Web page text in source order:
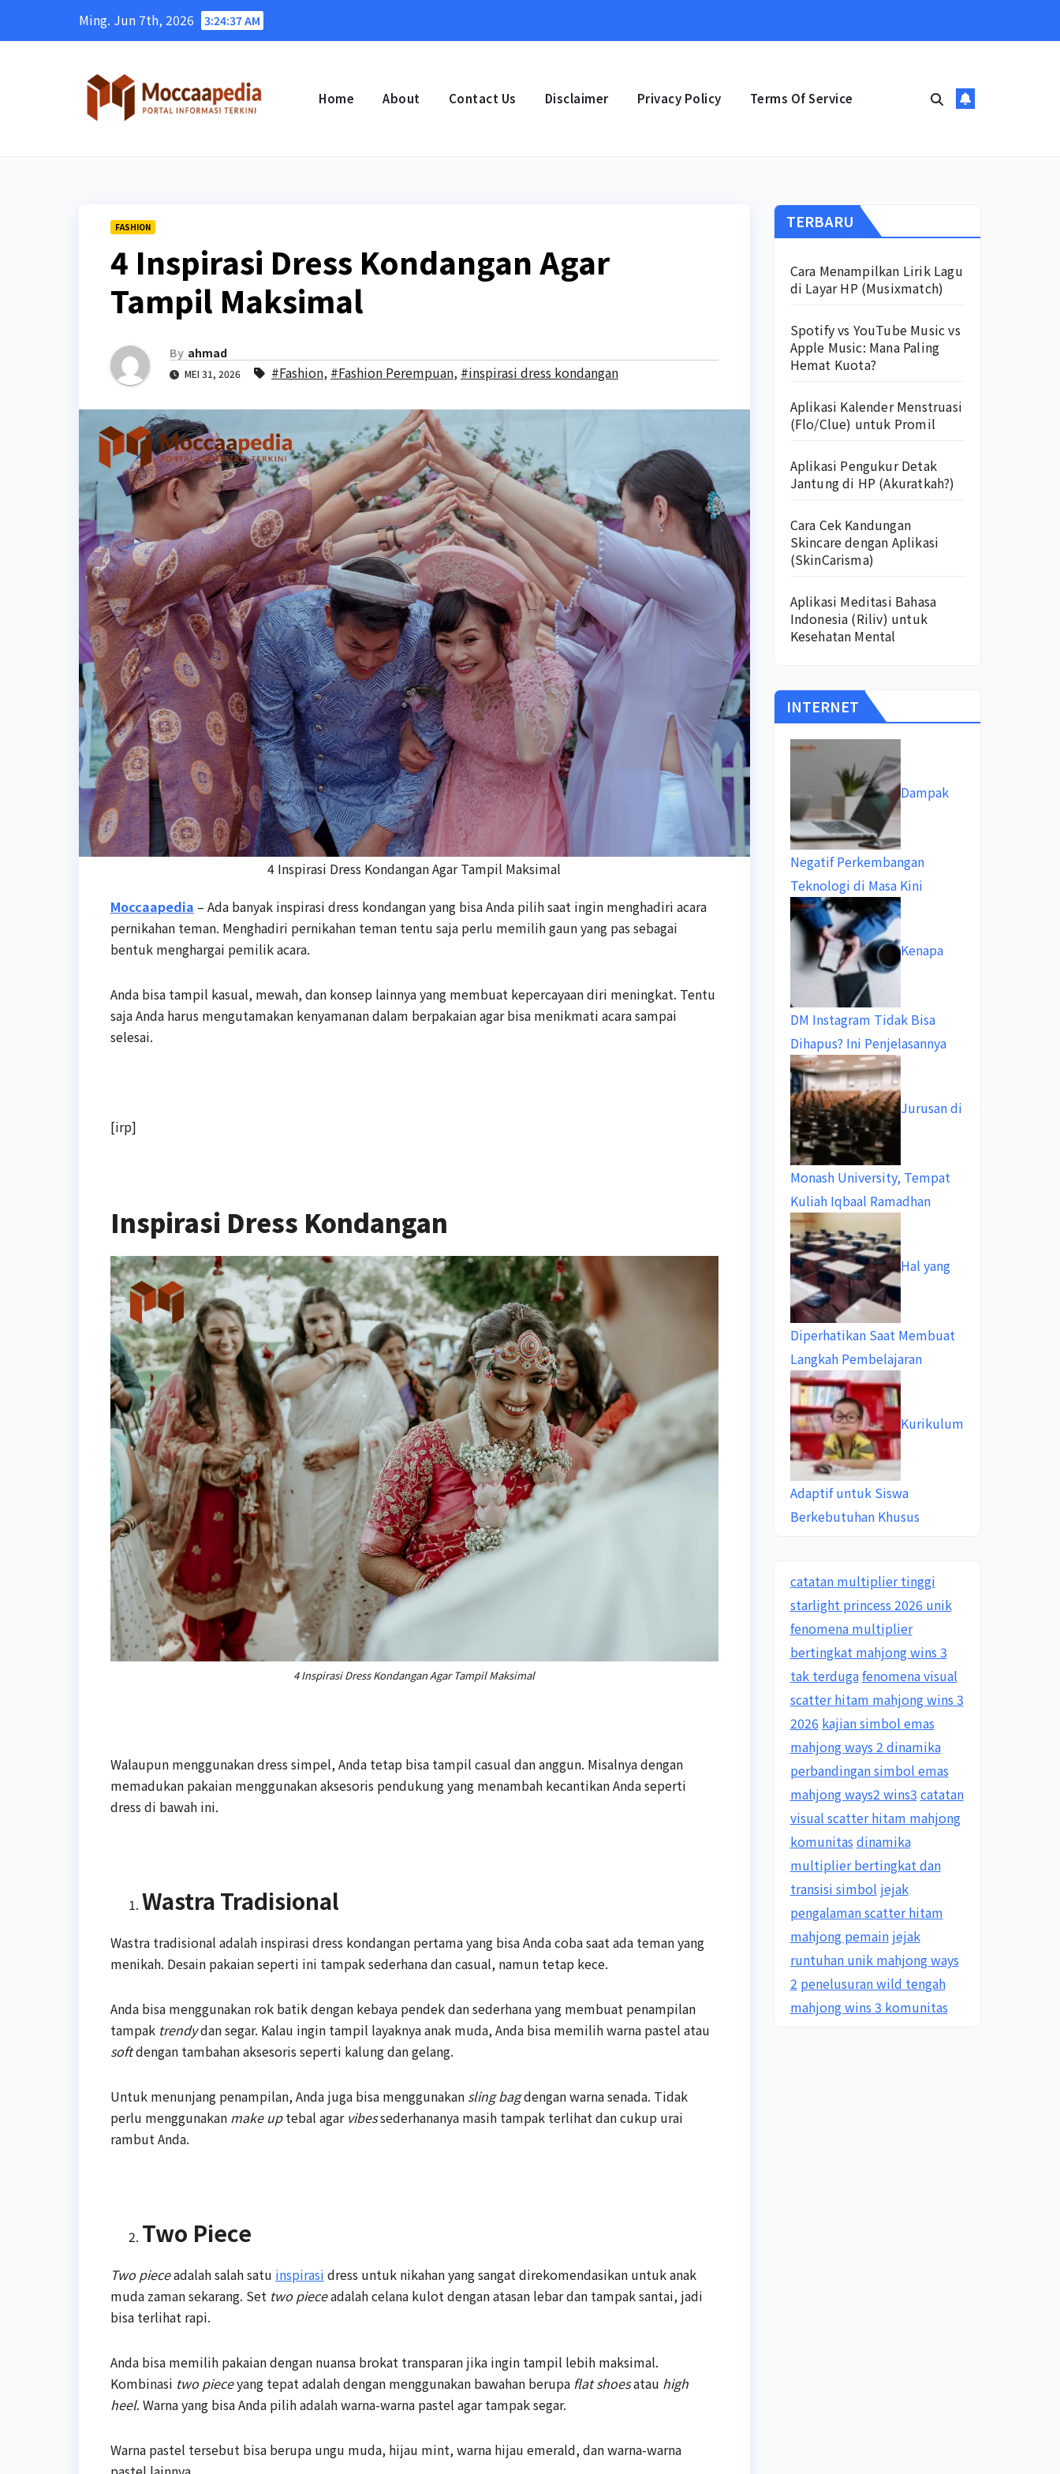
Ming. Jun 7th, 2026 3:24:38 AM
Home About Contact Us Disclaimer Privacy Policy Terms Of Service
FASHION
4 Inspirasi Dress Kondangan Agar
Tampil Maksimal
By ahmad
MEI 31, 2026 #Fashion, #Fashion Perempuan, #inspirasi dress kondangan
4 Inspirasi Dress Kondangan Agar Tampil Maksimal
Moccaapedia – Ada banyak inspirasi dress kondangan yang bisa Anda pilih saat ingin menghadiri acara
pernikahan teman. Menghadiri pernikahan teman tentu saja perlu memilih gaun yang pas sebagai
bentuk menghargai pemilik acara.
Anda bisa tampil kasual, mewah, dan konsep lainnya yang membuat kepercayaan diri meningkat. Tentu
saja Anda harus mengutamakan kenyamanan dalam berpakaian agar bisa menikmati acara sampai
selesai.
[irp]
Inspirasi Dress Kondangan
4 Inspirasi Dress Kondangan Agar Tampil Maksimal
Walaupun menggunakan dress simpel, Anda tetap bisa tampil casual dan anggun. Misalnya dengan
memadukan pakaian menggunakan aksesoris pendukung yang menambah kecantikan Anda seperti
dress di bawah ini.
Wastra Tradisional
Wastra tradisional adalah inspirasi dress kondangan pertama yang bisa Anda coba saat ada teman yang
menikah. Desain pakaian seperti ini tampak sederhana dan casual, namun tetap kece.
Anda bisa menggunakan rok batik dengan kebaya pendek dan sederhana yang membuat penampilan
tampak trendydan segar. Kalau ingin tampil layaknya anak muda, Anda bisa memilih warna pastel atau
softdengan tambahan aksesoris seperti kalung dan gelang.
Untuk menunjang penampilan, Anda juga bisa menggunakan sling bagdengan warna senada. Tidak
perlu menggunakan make uptebal agar vibessederhananya masih tampak terlihat dan cukup urai
rambut Anda.
Two Piece
Two pieceadalah salah satu inspirasi dress untuk nikahan yang sangat direkomendasikan untuk anak
muda zaman sekarang. Set two pieceadalah celana kulot dengan atasan lebar dan tampak santai, jadi
bisa terlihat rapi.
Anda bisa memilih pakaian dengan nuansa brokat transparan jika ingin tampil lebih maksimal.
Kombinasi two pieceyang tepat adalah dengan menggunakan bawahan berupa flat shoesatau high
heel. Warna yang bisa Anda pilih adalah warna-warna pastel agar tampak segar.
Warna pastel tersebut bisa berupa ungu muda, hijau mint, warna hijau emerald, dan warna-warna
TERBARU
Cara Menampilkan Lirik Lagu
di Layar HP (Musixmatch)
Spotify vs YouTube Music vs
Apple Music: Mana Paling
Hemat Kuota?
Aplikasi Kalender Menstruasi
(Flo/Clue) untuk Promil
Aplikasi Pengukur Detak
Jantung di HP (Akuratkah?)
Cara Cek Kandungan
Skincare dengan Aplikasi
(SkinCarisma)
Aplikasi Meditasi Bahasa
Indonesia (Riliv) untuk
Kesehatan Mental
INTERNET
Dampak
Negatif Perkembangan
Teknologi di Masa Kini
Kenapa
DM Instagram Tidak Bisa
Dihapus? Ini Penjelasannya
Jurusan di
Monash University, Tempat
Kuliah Iqbaal Ramadhan
Hal yang
Diperhatikan Saat Membuat
Langkah Pembelajaran
Kurikulum
Adaptif untuk Siswa
Berkebutuhan Khusus
catatan multiplier tinggi
starlight princess 2026 unik
fenomena multiplier
bertingkat mahjong wins 3
tak terdugafenomena visual
scatter hitam mahjong wins 3
2026 kajian simbol emas
mahjong ways 2 dinamika
perbandingan simbol emas
mahjong ways2 wins3 catatan
visual scatter hitam mahjong
komunitas dinamika
multiplier bertingkat dan
transisi simbol jejak
pengalaman scatter hitam
mahjong pemain jejak
runtuhan unik mahjong ways
2 penelusuran wild tengah
mahjong wins 3 komunitas